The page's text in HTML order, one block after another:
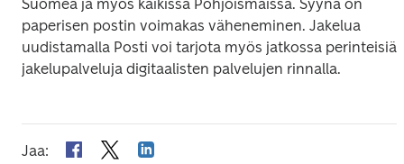
Suomea ja myös kaikissa Pohjoismaissa. Syynä on
paperisen postin voimakas väheneminen. Jakelua
uudistamalla Posti voi tarjota myös jatkossa perinteisiä
jakelupalveluja digitaalisten palvelujen rinnalla.
Jaa: